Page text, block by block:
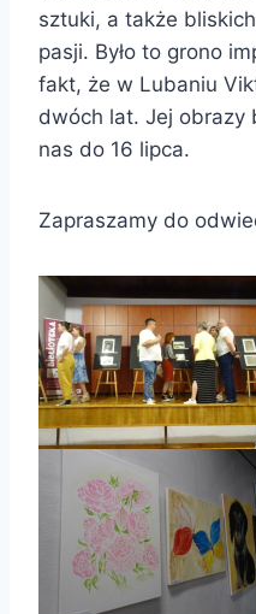
sztuki, a także
pasji. Było to grono
fakt, że w Lubaniu
dwóch lat. Jej obrazy
nas do 16 lipca.
Zapraszamy do